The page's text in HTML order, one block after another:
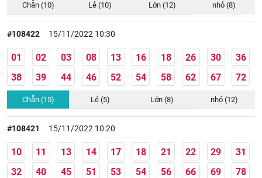
Chẵn (10) Lẻ (10) Lớn (12) nhỏ (8)
#108422 15/11/2022 10:30
01 02 03 08 13 16 18 26 30
36
38
39 44 46 52 54 58 62 67 72
Chẵn (15) Lẻ (5) Lớn (8) nhỏ (12)
#108421 15/11/2022 10:20
10 11 13 14 17 18 21 22 29
31
32
40 45 51 53 54 56 66 69 78